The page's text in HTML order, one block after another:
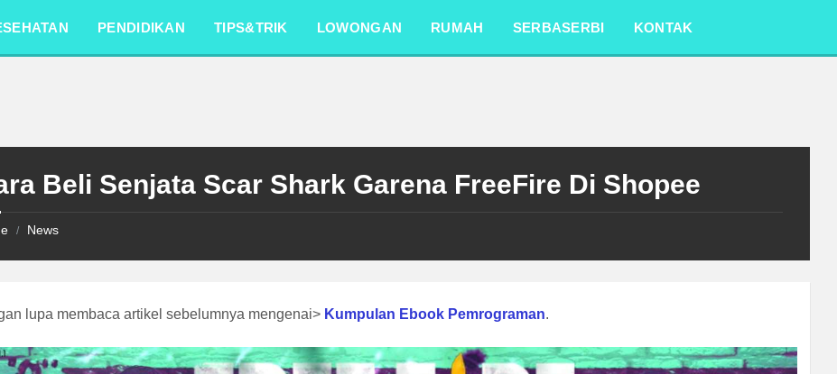
PENDIDIKAN TIPS&TRIK LOWONGAN RUMAH SERBASERBI KONTAK
Beli Senjata Scar Shark Garena FreeFire Di Shopee
/ News
lupa membaca artikel sebelumnya mengenai> Kumpulan Ebook Pemrograman.